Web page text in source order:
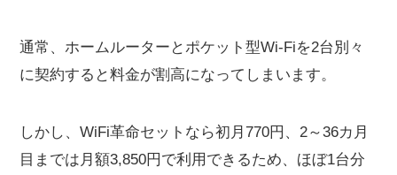
WiFi革命セットに不向きな人の特徴
オンラインゲームを快適に楽しみたい人
3年以上同じインターネット回線を使いたい
WiFi革命セットの契約から利用開始までの流れ
通常、ホームルーターとポケット型Wi-Fiを2台別々
に契約すると料金が割高になってしまいます。
しかし、WiFi革命セットなら初月770円、2～36カ月
目までは月額3,850円で利用できるため、ほぼ1台分